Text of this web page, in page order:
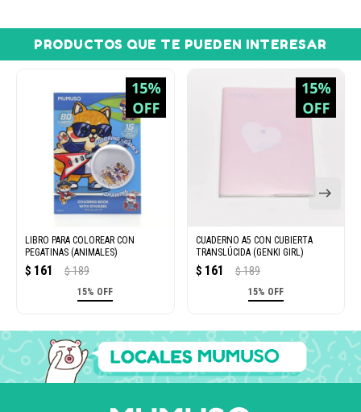
PRODUCTOS QUE TE PUEDEN INTERESAR
LIBRO PARA COLOREAR CON
PEGATINAS (ANIMALES)
$ 161 $ 189
15% OFF
CUADERNO A5 CON CUBIERTA
TRANSLÚCIDA (GENKI GIRL)
$ 161 $ 189
15% OFF